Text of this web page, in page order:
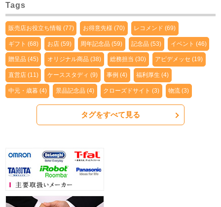
Tags
販売店お役立ち情報 (77) お得意先様 (70) レコメンド (69)
ギフト (68) お店 (59) 周年記念品 (59) 記念品 (53) イベント (46)
贈呈品 (45) オリジナル商品 (38) 総務担当 (30) アピデメッセ (19)
直営店 (11) ケーススタディ (9) 事例 (4) 福利厚生 (4)
中元・歳暮 (4) 景品記念品 (4) クローズドサイト (3) 物流 (3)
タグをすべて見る